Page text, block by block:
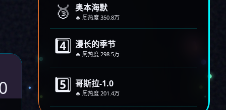
🥉 奥本海默
🔥 周热度 350.8万
4️⃣ 漫长的季节
🔥 周热度 298.5万
5️⃣ 哥斯拉-1.0
🔥 周热度 201.4万